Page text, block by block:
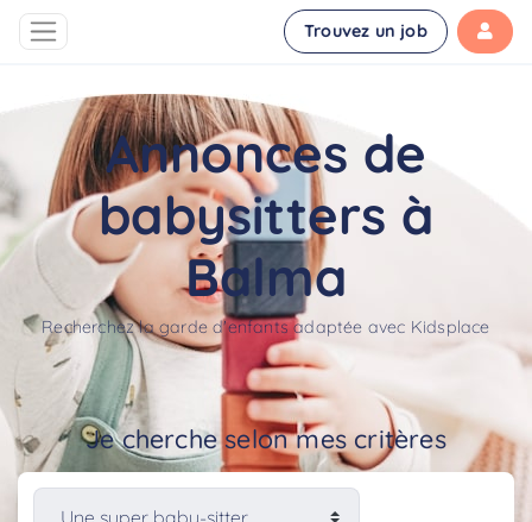
Trouvez un job
Annonces de
babysitters à
Balma
Recherchez la garde d'enfants adaptée avec Kidsplace
Je cherche selon mes critères